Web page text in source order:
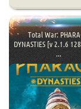
Total War:
DYNASTIES [v 2.1.6
...